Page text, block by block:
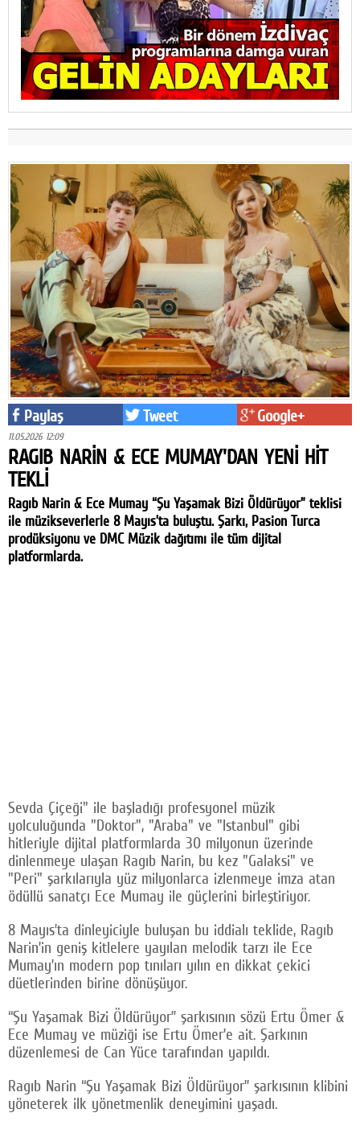
Paylaş Tweet Google+
11.05.2026 12:09
RAGIB NARİN & ECE MUMAY'DAN YENİ HİT
TEKLİ
Ragıb Narin & Ece Mumay “Şu Yaşamak Bizi Öldürüyor” teklisi
ile müzikseverlerle 8 Mayıs’ta buluştu. Şarkı, Pasion Turca
prodüksiyonu ve DMC Müzik dağıtımı ile tüm dijital
platformlarda.
Sevda Çiçeği" ile başladığı profesyonel müzik
yolculuğunda "Doktor", "Araba" ve "Istanbul" gibi
hitleriyle dijital platformlarda 30 milyonun üzerinde
dinlenmeye ulaşan Ragıb Narin, bu kez "Galaksi" ve
"Peri" şarkılarıyla yüz milyonlarca izlenmeye imza atan
ödüllü sanatçı Ece Mumay ile güçlerini birleştiriyor.
8 Mayıs’ta dinleyiciyle buluşan bu iddialı teklide, Ragıb
Narin’in geniş kitlelere yayılan melodik tarzı ile Ece
Mumay’ın modern pop tınıları yılın en dikkat çekici
düetlerinden birine dönüşüyor.
“Şu Yaşamak Bizi Öldürüyor” şarkısının sözü Ertu Ömer &
Ece Mumay ve müziği ise Ertu Ömer’e ait. Şarkının
düzenlemesi de Can Yüce tarafından yapıldı.
Ragıb Narin “Şu Yaşamak Bizi Öldürüyor” şarkısının klibini
yöneterek ilk yönetmenlik deneyimini yaşadı.